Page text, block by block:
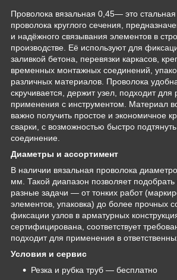
Проволока вязальная 0,45— это стальная
проволока круглого сечения,
и надёжного связывания элементов в
производстве. Её используют для
заливкой бетона, перевязки каркасов,
временных монтажных соединений,
различных материалов. Проволока
скручивается, держит узел, подходит для
применения с инструментом. Материал
важно получить простое и экономичное
сварки, с возможностью быстро
соединение.
Диаметры и ассортимент
В наличии вязальная проволока
мм. Такой диапазон позволяет подобрать
разные задачи — от тонких работ
элементов, упаковка) до более прочных
фиксации узлов в арматурных
сертифицирована, соответствует
подходит для применения в
Условия и сервис
Резка и рубка труб — бесплатно